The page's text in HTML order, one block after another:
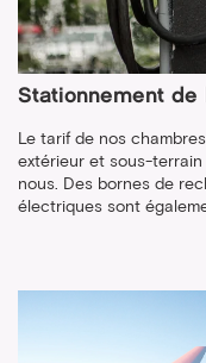
Stationnement de
Le tarif de nos
extérieur et sous-
nous. Des bornes de
électriques sont